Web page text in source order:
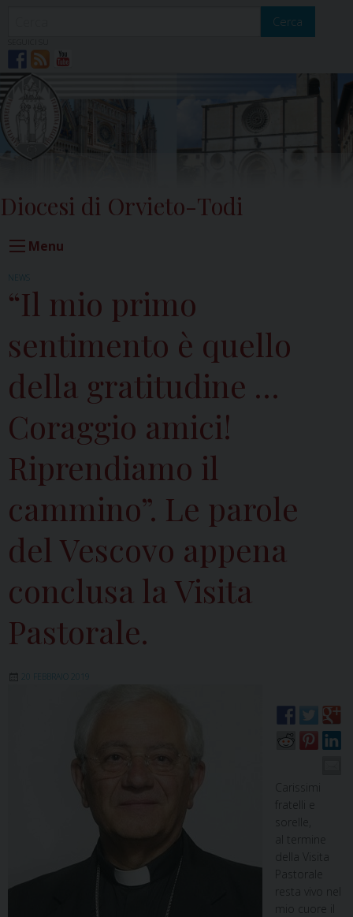
Cerca
Diocesi di Orvieto-Todi
Menu
NEWS
“Il mio primo
sentimento è quello
della gratitudine …
Coraggio amici!
Riprendiamo il
cammino”. Le parole
del Vescovo appena
conclusa la Visita
Pastorale.
20 FEBBRAIO 2019
Carissimi
fratelli e
sorelle,
al termine
della Visita
Pastorale
resta vivo nel
mio cuore il